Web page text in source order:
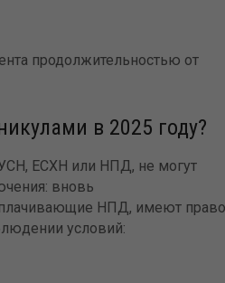
продолжительностью от
в 2025 году?
ЕСХН или НПД, не могут
вновь
НПД, имеют право
условий: